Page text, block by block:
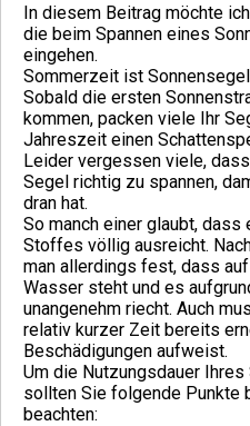
In diesem Beitrag möchte
die beim Spannen eines
eingehen.
Sommerzeit ist
Sobald die ersten
kommen, packen viele Ihr
Jahreszeit einen
Leider vergessen viele,
Segel richtig zu spannen,
dran hat.
So manch einer glaubt, dass
Stoffes völlig ausreicht.
man allerdings fest, dass
Wasser steht und es
unangenehm riecht. Auch
relativ kurzer Zeit bereits
Beschädigungen aufweist.
Um die Nutzungsdauer
sollten Sie folgende Punkte
beachten: